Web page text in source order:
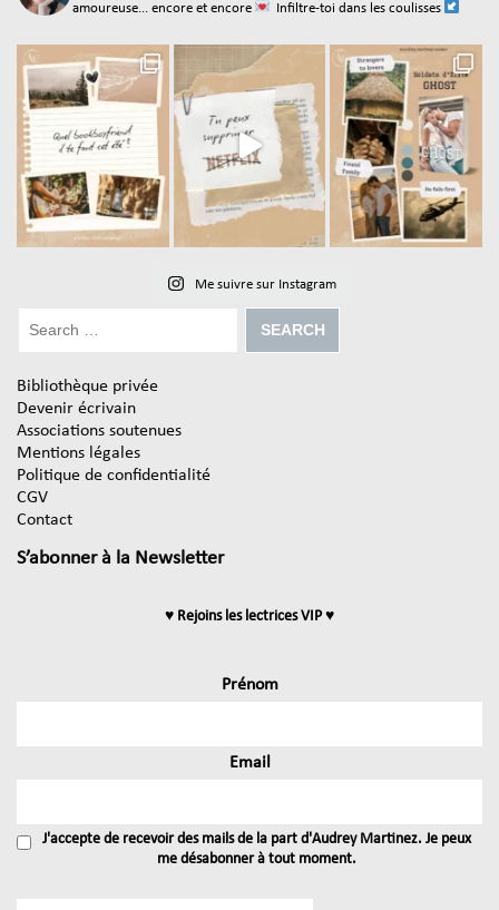
amoureuse... encore et encore
Infiltre-toi dans les coulisses
Me suivre sur Instagram
Bibliothèque privée
Devenir écrivain
Associations soutenues
Mentions légales
Politique de confidentialité
CGV
Contact
S’abonner à la Newsletter
♥ Rejoins les lectrices VIP ♥
Prénom
Email
J'accepte de recevoir des mails de la part d'Audrey Martinez. Je peux
me désabonner à tout moment.